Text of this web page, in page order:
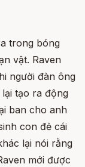
trong bóng
vật. Raven
người đàn ông
tạo ra động
ban cho anh
con đẻ cái
lại nói rằng
mới được